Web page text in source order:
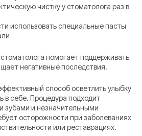
чистку у стоматолога раз в
использовать специальные пасты
помогает поддерживать
негативные последствия.
способ осветлить улыбку
в себе. Процедура подходит
зубами и незначительными
осторожности при заболеваниях
или реставрациях.